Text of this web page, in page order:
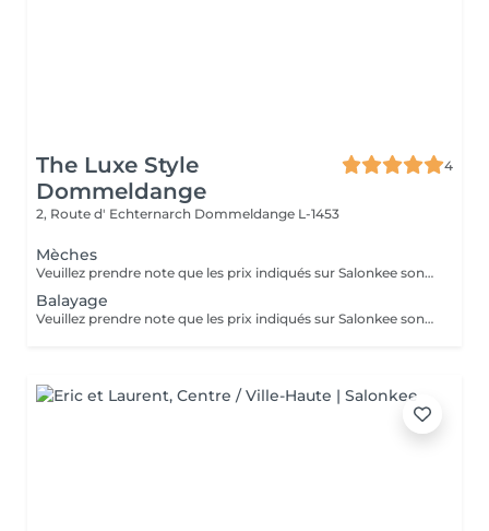
The Luxe Style
Dommeldange
4
2, Route d' Echternarch Dommeldange L-1453
Mèches
Veuillez prendre note que les prix indiqués sur Salonkee sont communiqués à titre informatif et s'entendent de base. Ces derniers sont susceptibles de varier selon le diagnostic réalisé à votre arrivée au salon et l'expertise du professionnel à qui vous confiez votre beauté. Dans tous les cas, un devis précis vous sera proposé et toutes réalisations de prestations seront effectuées avec votre accord. Un grand merci d'avance pour votre compréhension. Au plaisir de vous recevoir très vite.
Balayage
Veuillez prendre note que les prix indiqués sur Salonkee sont communiqués à titre informatif et s'entendent de base. Ces derniers sont susceptibles de varier selon le diagnostic réalisé à votre arrivée au salon et l'expertise du professionnel à qui vous confiez votre beauté. Dans tous les cas, un devis précis vous sera proposé et toutes réalisations de prestations seront effectuées avec votre accord. Un grand merci d'avance pour votre compréhension. Au plaisir de vous recevoir très vite.